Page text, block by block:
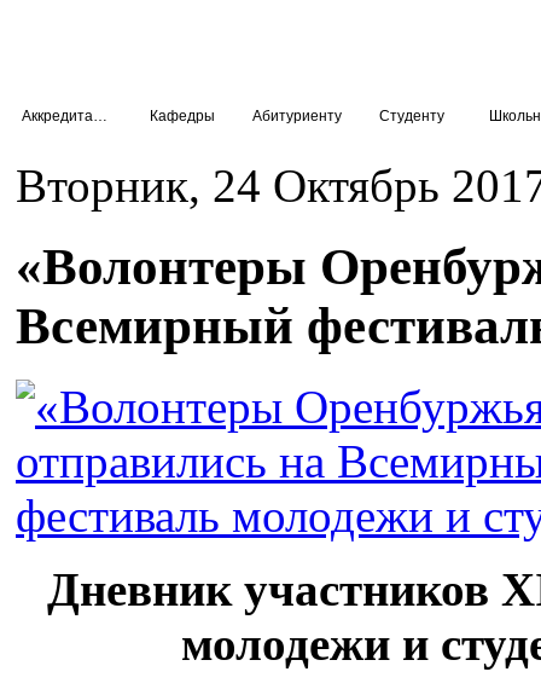
Кафедры Абитуриенту Студенту
Вторник, 24 Октябрь
«Волонтеры
Всемирный
Дневник участников
молодежи и